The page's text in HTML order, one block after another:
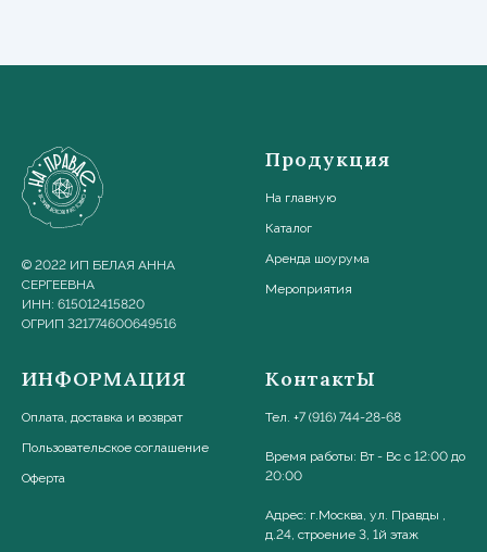
© 2022 ИП БЕЛАЯ АННА
СЕРГЕЕВНА
ИНН: 615012415820
ОГРИП 321774600649516
Продукция
На главную
Каталог
Аренда шоурума
Мероприятия
ИНФОРМАЦИЯ
Оплата, доставка и возврат
Пользовательское соглашение
Оферта
КонтактЫ
Тел. +7 (916) 744-28-68
Время работы: Вт - Вс с 12:00 до
20:00
Адрес: г.Москва, ул. Правды ,
д.24, строение 3, 1й этаж